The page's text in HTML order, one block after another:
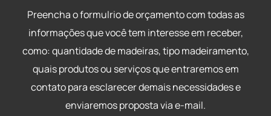
Preencha o formulrio de orçamento com todas as
informações que você tem interesse em receber,
como: quantidade de madeiras, tipo madeiramento,
quais produtos ou serviços que entraremos em
contato para esclarecer demais necessidades e
enviaremos proposta via e-mail.